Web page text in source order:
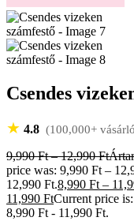
Csendes
★ 4.8 (100,000+
9,990Ft – 12,990Ft
price was: 9,990 Ft –
12,990 Ft.8,990 Ft –
11,990 FtCurrent price
8,990 Ft - 11,990 Ft.